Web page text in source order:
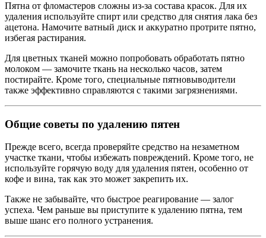
Пятна от фломастеров сложны из-за состава красок. Для их
удаления используйте спирт или средство для снятия лака без
ацетона. Намочите ватный диск и аккуратно протрите пятно,
избегая растирания.
Для цветных тканей можно попробовать обработать пятно
молоком — замочите ткань на несколько часов, затем
постирайте. Кроме того, специальные пятновыводители
также эффективно справляются с такими загрязнениями.
Общие советы по удалению пятен
Прежде всего, всегда проверяйте средство на незаметном
участке ткани, чтобы избежать повреждений. Кроме того, не
используйте горячую воду для удаления пятен, особенно от
кофе и вина, так как это может закрепить их.
Также не забывайте, что быстрое реагирование — залог
успеха. Чем раньше вы приступите к удалению пятна, тем
выше шанс его полного устранения.